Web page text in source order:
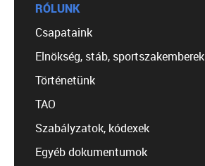
RÓLUNK
Csapataink
Elnökség, stáb, sportszakemberek
Történetünk
TAO
Szabályzatok, kódexek
Egyéb dokumentumok